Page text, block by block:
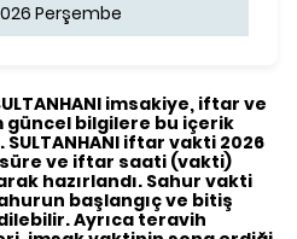
Perşembe
imsakiye, iftar ve
bilgilere bu içerik
iftar vakti 2026
ve iftar saati (vakti)
hazırlandı. Sahur vakti
başlangıç ve bitiş
Ayrıca teravih